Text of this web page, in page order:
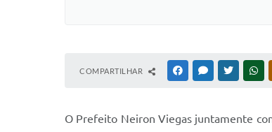
COMPARTILHAR FACEBOOKMESSENGER
TWITTER
O Prefeito Neiron Viegas juntamente